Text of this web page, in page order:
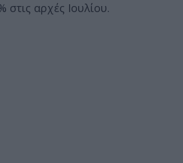
στις αρχές Ιουλίου.